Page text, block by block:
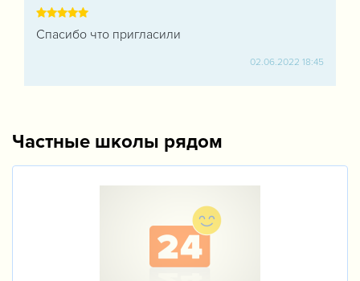
Спасибо что пригласили
02.06.2022 18:45
Частные школы рядом